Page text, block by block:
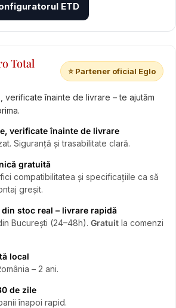
ETD
Total
⭐ Partener oficial Eglo
verificate înainte de livrare – te ajutăm
verificate înainte de livrare
Siguranță și trasabilitate clară.
gratuită
compatibilitatea și specificațiile ca să
greșit.
stoc real – livrare rapidă
București (24–48h). Gratuit la comenzi
local
– 2 ani.
de zile
înapoi rapid.